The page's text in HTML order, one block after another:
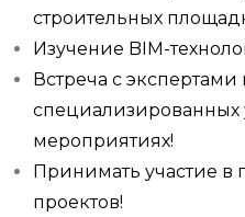
строительных
Изучение BIM-
Встреча с
специализированных
мероприятиях!
Принимать участие в
проектов!